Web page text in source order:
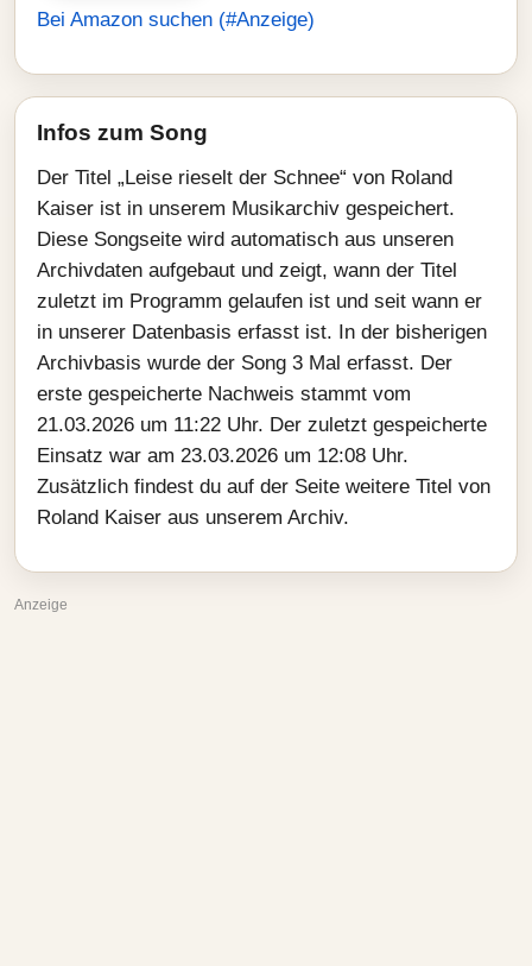
Bei Amazon suchen (#Anzeige)
Infos zum Song
Der Titel „Leise rieselt der Schnee“ von Roland
Kaiser ist in unserem Musikarchiv gespeichert.
Diese Songseite wird automatisch aus unseren
Archivdaten aufgebaut und zeigt, wann der Titel
zuletzt im Programm gelaufen ist und seit wann er
in unserer Datenbasis erfasst ist. In der bisherigen
Archivbasis wurde der Song 3 Mal erfasst. Der
erste gespeicherte Nachweis stammt vom
21.03.2026 um 11:22 Uhr. Der zuletzt gespeicherte
Einsatz war am 23.03.2026 um 12:08 Uhr.
Zusätzlich findest du auf der Seite weitere Titel von
Roland Kaiser aus unserem Archiv.
Anzeige